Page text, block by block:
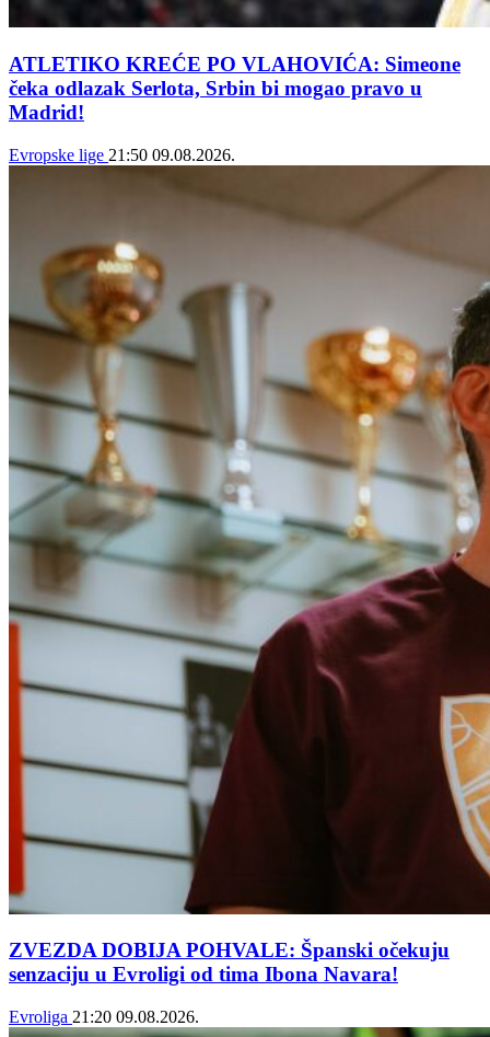
ATLETIKO KREĆE PO VLAHOVIĆA: Simeone
čeka odlazak Serlota, Srbin bi mogao pravo u
Madrid!
Evropske lige 21:50 09.08.2026.
ZVEZDA DOBIJA POHVALE: Španski očekuju
senzaciju u Evroligi od tima Ibona Navara!
Evroliga 21:20 09.08.2026.